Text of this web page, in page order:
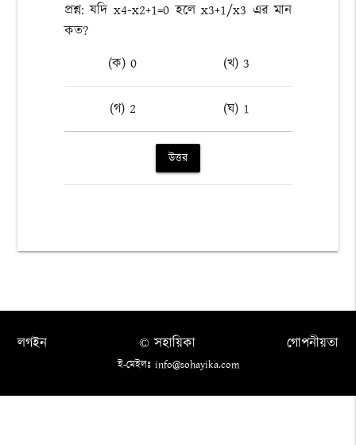
প্রশ্ন: যদি x4-x2+1=0 হলে x3+1/x3 এর মান
কত?
(ক) 0
(খ) 3
(গ) 2 (ঘ) 1
উত্তর
লগইন গোপনীয়তা
© সহায়িকা
ই-মেইলঃ info@sohayika.com